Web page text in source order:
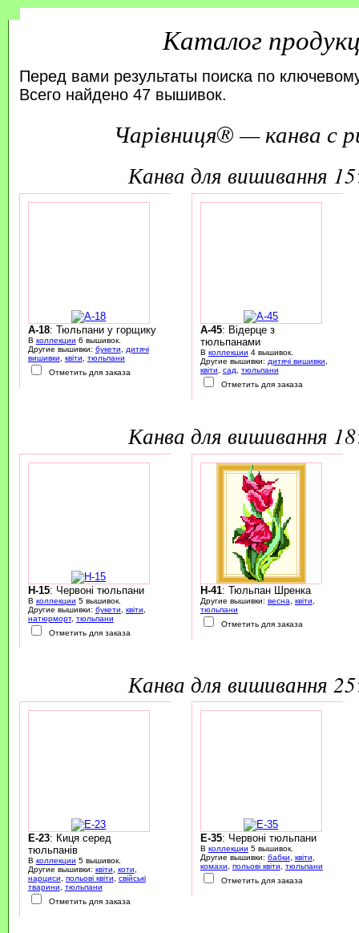
Каталог
Перед вами результаты поиска по
Всего найдено 47 вышивок.
Чарівниця® — канва с
канва для вишивання
A-18: Тюльпани у горщику
В коллекции 6 вышивок.
Другие вышивки: букети
дитячі
вишивки
квіти
тюльпани
Отметить для заказа
A-45: Відерце з
тюльпанами
В коллекции 4 вышивок.
Другие вышивки: дитячі вишивки
квіти
сад
тюльпани
Отметить для заказа
канва для вишивання
H-15: Червоні тюльпани
В коллекции 5 вышивок.
Другие вышивки: букети квіти
натюрморт, тюльпани
Отметить для заказа
H-41: Тюльпан Шренка
Другие вышивки: весна квіти
тюльпани
Отметить для заказа
канва для вишивання
E-23: Киця серед
тюльпанів
В коллекции 5 вышивок.
Другие вышивки: квіти, коти,
нарциси, польові квіти, свійські
тварини, тюльпани
Отметить для заказа
E-35: Червоні тюльпани
В коллекции 5 вышивок.
Другие вышивки: бабки, квіти,
комахи, польові квіти, тюльпани
Отметить для заказа